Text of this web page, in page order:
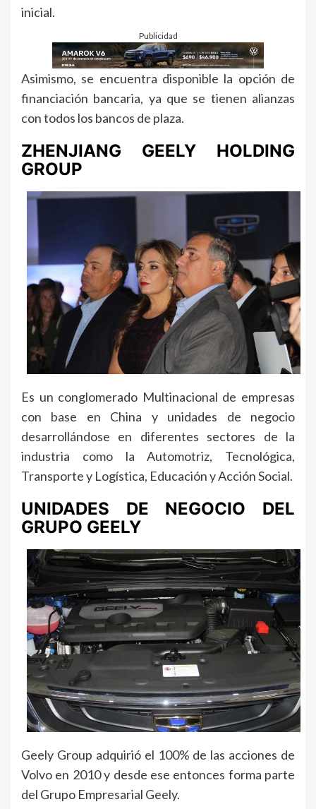
inicial.
Publicidad
Asimismo, se encuentra disponible la opción de
financiación bancaria, ya que se tienen alianzas
con todos los bancos de plaza.
ZHENJIANG GEELY HOLDING
GROUP
Es un conglomerado Multinacional de empresas
con base en China y unidades de negocio
desarrollándose en diferentes sectores de la
industria como la Automotriz, Tecnológica,
Transporte y Logística, Educación y Acción Social.
UNIDADES DE NEGOCIO DEL
GRUPO GEELY
Geely Group adquirió el 100% de las acciones de
Volvo en 2010 y desde ese entonces forma parte
del Grupo Empresarial Geely.